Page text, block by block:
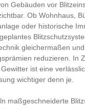
Gebäuden vor
Ob Wohnhaus,
oder historische
gleichermaßen
reduzieren. In
ist eine
wichtiger denn je.
maßgeschneiderte